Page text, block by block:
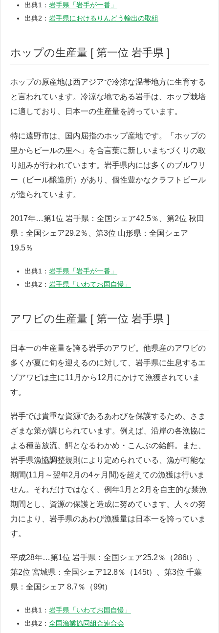
出典1： 岩手県「岩手が一番」
出典2： 岩手県におけるりんどう輸出の取組
ホップの生産量 [ 第一位 岩手県 ]
ホップの原産地は西アジアで冷涼な温帯地方に生育する
と言われています。冷涼な地である岩手は、ホップ栽培
に適しており、日本一の生産量を誇っています。
特に遠野市は、国内屈指のホップ産地です。「ホップの
里からビールの里へ」を合言葉に新しいまちづくりの取
り組みが行われています。岩手県内には多くのブルワリ
ー（ビール醸造所）があり、個性豊かなクラフトビール
が造られています。
2017年…第1位 岩手県：全国シェア42.5％、第2位 秋田
県：全国シェア29.2％、第3位 山形県：全国シェア
19.5％
出典1： 岩手県「岩手が一番」
出典2： 岩手県「いわてお国自慢」
アワビの生産量 [ 第一位 岩手県 ]
日本一の生産量を誇る岩手のアワビ。他県産のアワビの
多くが夏に旬を迎えるのに対して、岩手県に生息するエ
ゾアワビは主に11月から12月にかけて漁獲されていま
す。
岩手では貴重な資源であるあわびを保護するため、さま
ざまな策が講じられています。例えば、沿岸の各漁協に
よる種苗放流、餌となるわかめ・こんぶの給餌。また、
岩手県漁協調整規則により定められている、漁が可能な
期間(11月～翌年2月の4ヶ月間)を超えての漁獲は行いま
せん。それだけではなく、例年1月と2月を自主的な禁漁
期間とし、資源の保護と造成に努めています。人々の努
力により、岩手県のあわび漁獲量は日本一を誇っていま
す。
平成28年…第1位 岩手県：全国シェア25.2％（286t）、
第2位 宮城県：全国シェア12.8％（145t）、第3位 千葉
県：全国シェア 8.7％（99t）
出典1： 岩手県「いわてお国自慢」
出典2： 全国漁業協同組合連合会